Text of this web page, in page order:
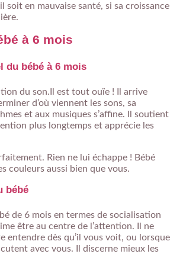
soit en mauvaise santé, si sa croissance
à 6 mois
du bébé à 6 mois
du son.Il est tout ouïe ! Il arrive
d’où viennent les sons, sa
et aux musiques s’affine. Il soutient
plus longtemps et apprécie les
Rien ne lui échappe ! Bébé
couleurs aussi bien que vous.
bébé
de 6 mois en termes de socialisation
être au centre de l’attention. Il ne
entendre dès qu’il vous voit, ou lorsque
avec vous. Il discerne mieux les